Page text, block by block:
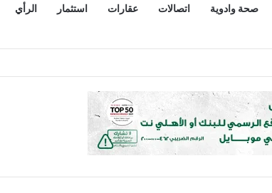
صحة وادوية اتصالات عقارات استثمار الرأي